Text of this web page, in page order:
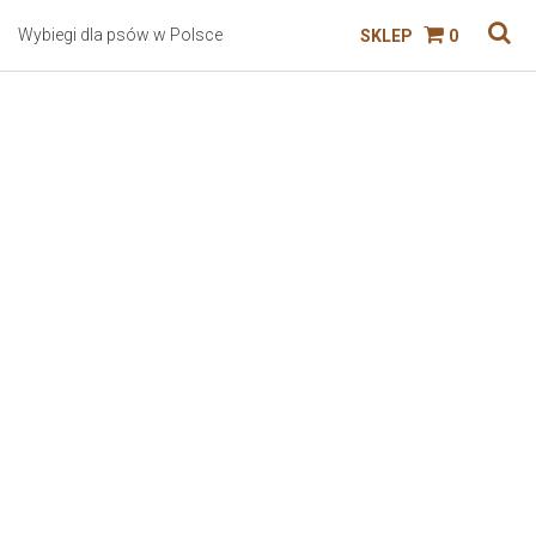
Wybiegi dla psów w Polsce SKLEP 0